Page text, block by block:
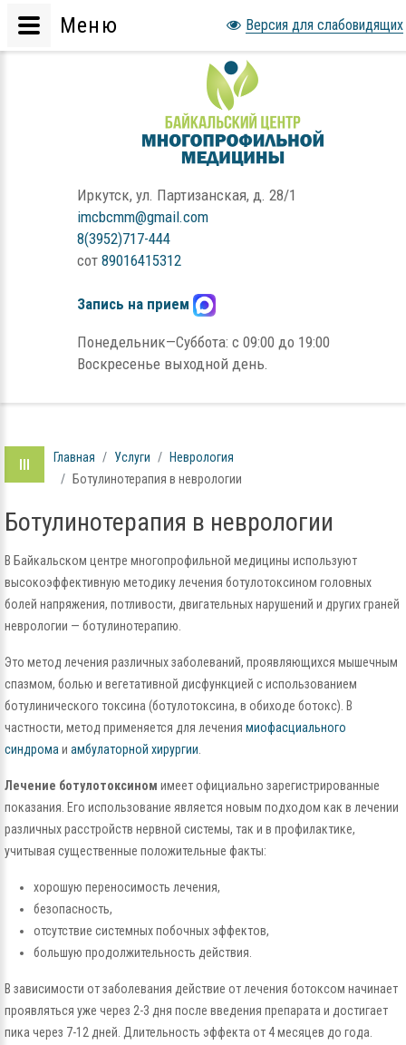
Иркутск, ул. Партизанская, д. 28/1
imcbcmm@gmail.com
8(3952)717-444
сот 89016415312
Запись на прием
Понедельник—Суббота: с 09:00 до 19:00
Воскресенье выходной день.
Главная Услуги
Неврология
Ботулинотерапия в неврологии
Ботулинотерапия в неврологии
В Байкальском центре многопрофильной медицины используют
высокоэффективную методику лечения ботулотоксином головных
болей напряжения, потливости, двигательных нарушений и других граней
неврологии — ботулинотерапию.
Это метод лечения различных заболеваний, проявляющихся мышечным
спазмом, болью и вегетативной дисфункцией с использованием
ботулинического токсина (ботулотоксина, в обиходе ботокс). В
частности, метод применяется для лечения миофасциального
синдрома и амбулаторной хирургии
Лечение ботулотоксином имеет официально зарегистрированные
показания. Его использование является новым подходом как в лечении
различных расстройств нервной системы, так и в профилактике,
учитывая существенные положительные факты:
хорошую переносимость лечения,
безопасность,
отсутствие системных побочных эффектов,
большую продолжительность действия.
В зависимости от заболевания действие от лечения ботоксом начинает
проявляться уже через 2-3 дня после введения препарата и достигает
пика через 7-12 дней. Длительность эффекта от 4 месяцев до года.
Версия для слабовидящих
Меню